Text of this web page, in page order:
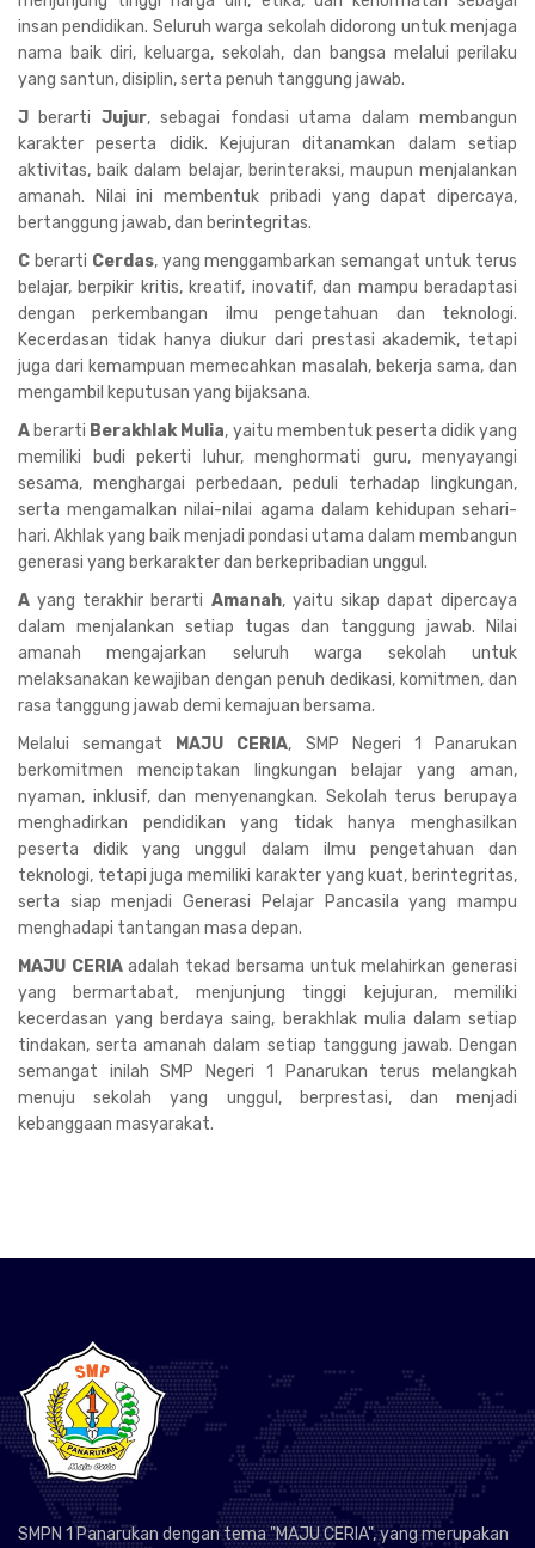
insan pendidikan. Seluruh warga sekolah didorong untuk menjaga
nama baik diri, keluarga, sekolah, dan bangsa melalui perilaku
yang santun, disiplin, serta penuh tanggung jawab.
J berarti Jujur, sebagai fondasi utama dalam membangun
karakter peserta didik. Kejujuran ditanamkan dalam setiap
aktivitas, baik dalam belajar, berinteraksi, maupun menjalankan
amanah. Nilai ini membentuk pribadi yang dapat dipercaya,
bertanggung jawab, dan berintegritas.
C berarti Cerdas, yang menggambarkan semangat untuk terus
belajar, berpikir kritis, kreatif, inovatif, dan mampu beradaptasi
dengan perkembangan ilmu pengetahuan dan teknologi.
Kecerdasan tidak hanya diukur dari prestasi akademik, tetapi
juga dari kemampuan memecahkan masalah, bekerja sama, dan
mengambil keputusan yang bijaksana.
A berarti Berakhlak Mulia, yaitu membentuk peserta didik yang
memiliki budi pekerti luhur, menghormati guru, menyayangi
sesama, menghargai perbedaan, peduli terhadap lingkungan,
serta mengamalkan nilai-nilai agama dalam kehidupan sehari-
hari. Akhlak yang baik menjadi pondasi utama dalam membangun
generasi yang berkarakter dan berkepribadian unggul.
A yang terakhir berarti Amanah, yaitu sikap dapat dipercaya
dalam menjalankan setiap tugas dan tanggung jawab. Nilai
amanah mengajarkan seluruh warga sekolah untuk
melaksanakan kewajiban dengan penuh dedikasi, komitmen, dan
rasa tanggung jawab demi kemajuan bersama.
Melalui semangat
MAJU CERIA, SMP Negeri 1 Panarukan
berkomitmen menciptakan lingkungan belajar yang aman,
nyaman, inklusif, dan menyenangkan. Sekolah terus berupaya
menghadirkan pendidikan yang tidak hanya menghasilkan
peserta didik yang unggul dalam ilmu pengetahuan dan
teknologi, tetapi juga memiliki karakter yang kuat, berintegritas,
serta siap menjadi Generasi Pelajar Pancasila yang mampu
menghadapi tantangan masa depan.
MAJU CERIAadalah tekad bersama untuk melahirkan generasi
yang bermartabat, menjunjung tinggi kejujuran, memiliki
kecerdasan yang berdaya saing, berakhlak mulia dalam setiap
tindakan, serta amanah dalam setiap tanggung jawab. Dengan
semangat inilah SMP Negeri 1 Panarukan terus melangkah
menuju sekolah yang unggul, berprestasi, dan menjadi
kebanggaan masyarakat.
SMPN 1 Panarukan dengan tema "MAJU CERIA", yang merupakan